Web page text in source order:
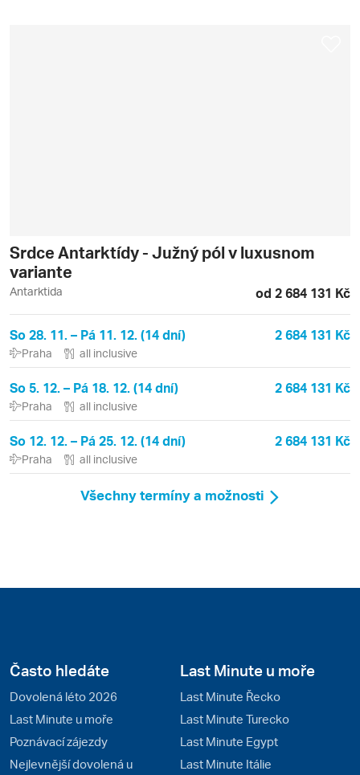
Srdce Antarktídy - Južný pól v luxusnom
variante
Antarktida od 2 684 131 Kč
So 28. 11. – Pá 11. 12. (14 dní) 2 684 131 Kč
Praha all inclusive
So 5. 12. – Pá 18. 12. (14 dní) 2 684 131 Kč
Praha all inclusive
So 12. 12. – Pá 25. 12. (14 dní) 2 684 131 Kč
Praha all inclusive
Všechny termíny a možnosti
Často hledáte
Dovolená léto 2026
Last Minute u moře
Poznávací zájezdy
Nejlevnější dovolená u
Last Minute u moře
Last Minute Řecko
Last Minute Turecko
Last Minute Egypt
Last Minute Itálie